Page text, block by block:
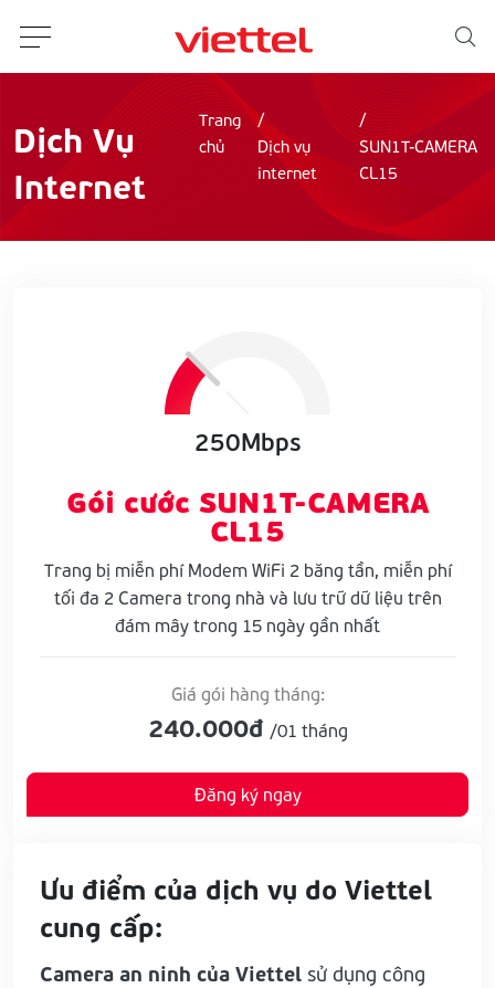
Dịch Vụ
Internet
Trang
chủ
Dịch vụ
internet
SUN1T-CAMERA
CL15
250Mbps
Gói cước SUN1T-CAMERA
CL15
Trang bị miễn phí Modem WiFi 2 băng tần, miễn phí
tối đa 2 Camera trong nhà và lưu trữ dữ liệu trên
đám mây trong 15 ngày gần nhất
Giá gói hàng tháng:
240.000đ /01 tháng
Đăng ký ngay
Ưu điểm của dịch vụ do Viettel
cung cấp:
Camera an ninh của Viettel sử dụng công